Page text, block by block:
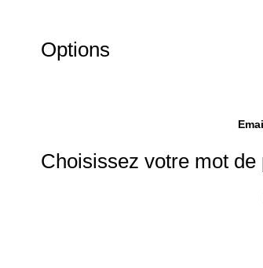
Options
Choisissez votre mot de